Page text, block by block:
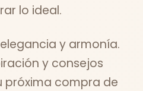
lo ideal.
y armonía.
y consejos
compra de